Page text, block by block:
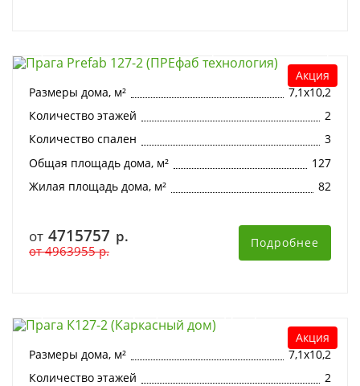
Акция
Размеры дома, м²
7,1х10,2
Количество этажей
2
Количество спален
3
Общая площадь дома, м²
127
Жилая площадь дома, м²
82
от 4715757 р.
от4963955р.
Подробнее
Акция
Размеры дома, м²
7,1х10,2
Количество этажей
2